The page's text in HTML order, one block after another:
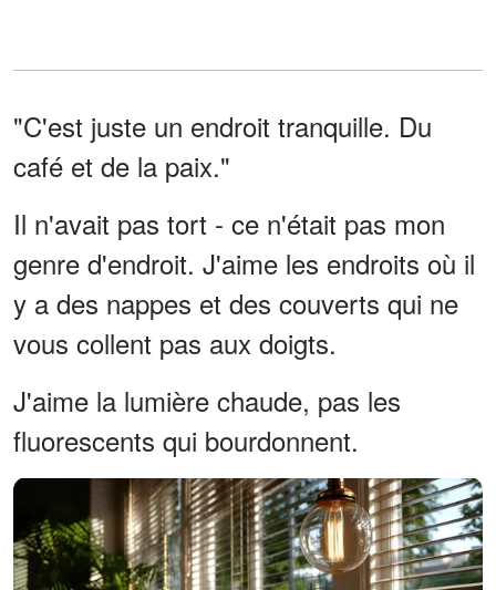
"C'est juste un endroit tranquille. Du
café et de la paix."
Il n'avait pas tort - ce n'était pas mon
genre d'endroit. J'aime les endroits où il
y a des nappes et des couverts qui ne
vous collent pas aux doigts.
J'aime la lumière chaude, pas les
fluorescents qui bourdonnent.